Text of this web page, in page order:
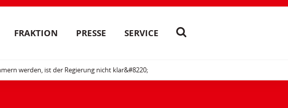
FRAKTION PRESSE SERVICE
werden, ist der Regierung nicht klar&#8220;